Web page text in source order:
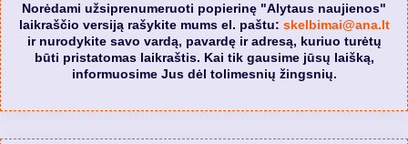
Norėdami užsiprenumeruoti popierinę "Alytaus naujienos"
laikraščio versiją rašykite mums el. paštu: skelbimai@ana.lt
ir nurodykite savo vardą, pavardę ir adresą, kuriuo turėtų
būti pristatomas laikraštis. Kai tik gausime jūsų laišką,
informuosime Jus dėl tolimesnių žingsnių.